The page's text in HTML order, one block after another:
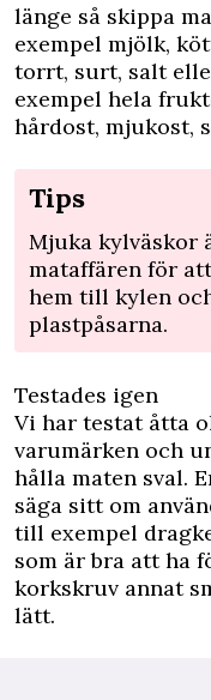
länge så skippa
exempel mjölk,
torrt, surt, salt
exempel hela
hårdost, mjukost,
Tips
Mjuka kylväskor
mataffären för
hem till kylen
plastpåsarna.
Testades igen
Vi har testat åtta
varumärken och
hålla maten sval.
säga sitt om
till exempel
som är bra att ha
korkskruv annat
lätt.